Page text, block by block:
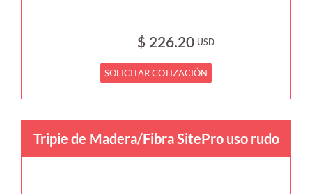
$ 226.20 USD
SOLICITAR COTIZACIÓN
Tripie de Madera/Fibra SitePro uso rudo